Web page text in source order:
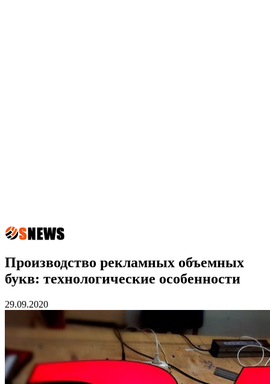
Производство рекламных объемных
букв: технологические особенности
29.09.2020